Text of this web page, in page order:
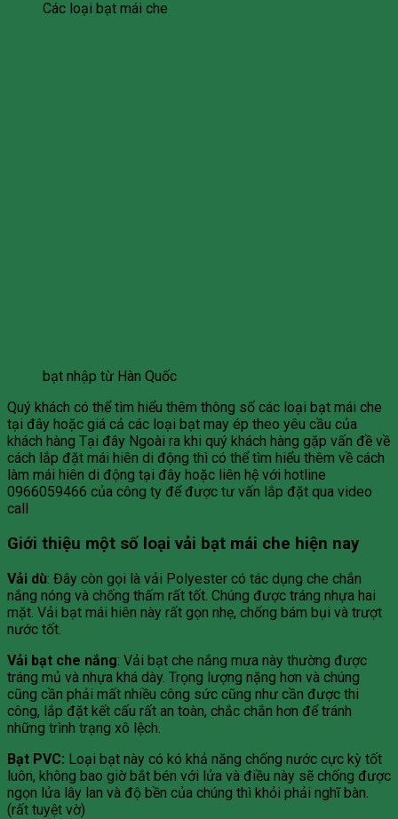
Các loại bạt mái che
bạt nhập từ Hàn Quốc
Quý khách có thể tìm hiểu thêm thông số các loại bạt mái che
tại đây hoặc giá cả các loại bạt may ép theo yêu cầu của
khách hàng Tại đây Ngoài ra khi quý khách hàng gặp vấn đề về
cách lắp đặt mái hiên di động thì có thể tìm hiểu thêm về cách
làm mái hiên di động tại đây hoặc liên hệ với hotline
0966059466 của công ty để được tư vấn lắp đặt qua video
call
Giới thiệu một số loại vải bạt mái che hiện nay
Vải dù: Đây còn gọi là vải Polyester có tác dụng che chắn
nắng nóng và chống thấm rất tốt. Chúng được tráng nhựa hai
mặt. Vải bạt mái hiên này rất gọn nhẹ, chống bám bụi và trượt
nước tốt.
Vải bạt che nắng: Vải bạt che nắng mưa này thường được
tráng mủ và nhựa khá dày. Trọng lượng nặng hơn và chúng
cũng cần phải mất nhiều công sức cũng như cần được thi
công, lắp đặt kết cấu rất an toàn, chắc chắn hơn để tránh
những trình trạng xô lệch.
Bạt PVC: Loại bạt này có kó khả năng chống nước cực kỳ tốt
luôn, không bao giờ bắt bén với lửa và điều này sẽ chống được
ngọn lửa lây lan và độ bền của chúng thì khỏi phải nghĩ bàn.
(rất tuyệt vờ)